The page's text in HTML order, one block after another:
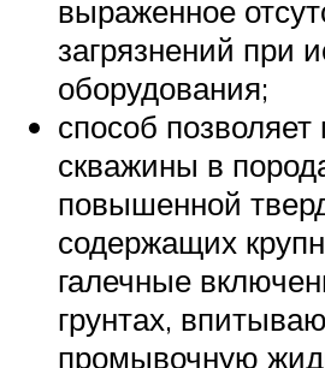
выраженное
загрязнений при
оборудования;
способ позволяет
скважины в
повышенной
содержащих
галечные
грунтах,
промывочную